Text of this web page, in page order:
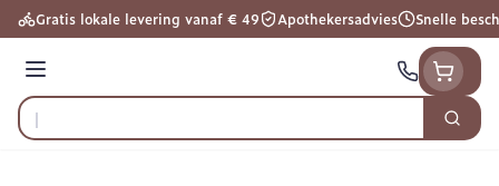
Ga naar de inhoud
Gratis lokale levering vanaf € 49 Apothekersadvies Snelle
Menu
Product, merk, categorie...
Zoek